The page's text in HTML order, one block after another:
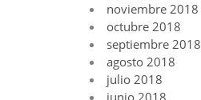
noviembre 2018
octubre 2018
septiembre 2018
agosto 2018
julio 2018
junio 2018